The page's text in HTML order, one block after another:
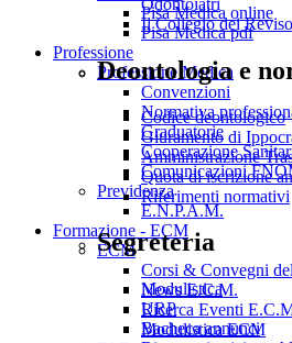
Il Collegio dei
Deontologia e
Codice deontologico
Giuramento di
Amministrazione
Quota di iscrizione
Riferimenti normativi
Segreteria
Modulistica
URP
Bacheca annunci
Pisa Medica online
Pisa Medica pdf
Professione
Professione Medica
Convenzioni
Normativa
Graduatorie
Cooperazione
Comunicazioni
Previdenza
E.N.P.A.M.
Formazione - ECM
ECM
Corsi & Convegni
News E.C.M.
Ricerca Eventi
Modulistica ECM